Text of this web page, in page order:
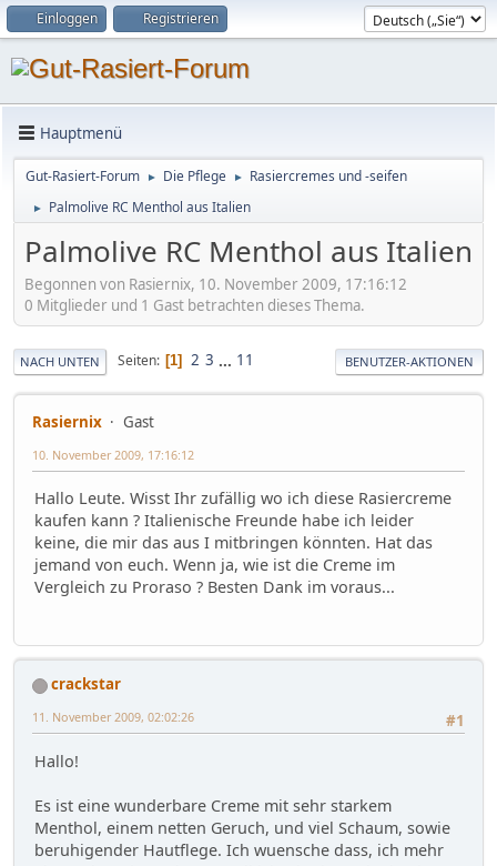
Einloggen Registrieren
Hauptmenü
Gut-Rasiert-Forum ► Die Pflege ► Rasiercremes und -seifen
► Palmolive RC Menthol aus Italien
Palmolive RC Menthol aus Italien
Begonnen von Rasiernix, 10. November 2009, 17:16:12
0 Mitglieder und 1 Gast betrachten dieses Thema.
NACH UNTEN Seiten 1 2 3 ... 11 BENUTZER-AKTIONEN
Rasiernix Gast
10. November 2009, 17:16:12
Hallo Leute. Wisst Ihr zufällig wo ich diese Rasiercreme
kaufen kann ? Italienische Freunde habe ich leider
keine, die mir das aus I mitbringen könnten. Hat das
jemand von euch. Wenn ja, wie ist die Creme im
Vergleich zu Proraso ? Besten Dank im voraus...
crackstar
#1
11. November 2009, 02:02:26
Hallo!
Es ist eine wunderbare Creme mit sehr starkem
Menthol, einem netten Geruch, und viel Schaum, sowie
beruhigender Hautflege. Ich wuensche dass, ich mehr